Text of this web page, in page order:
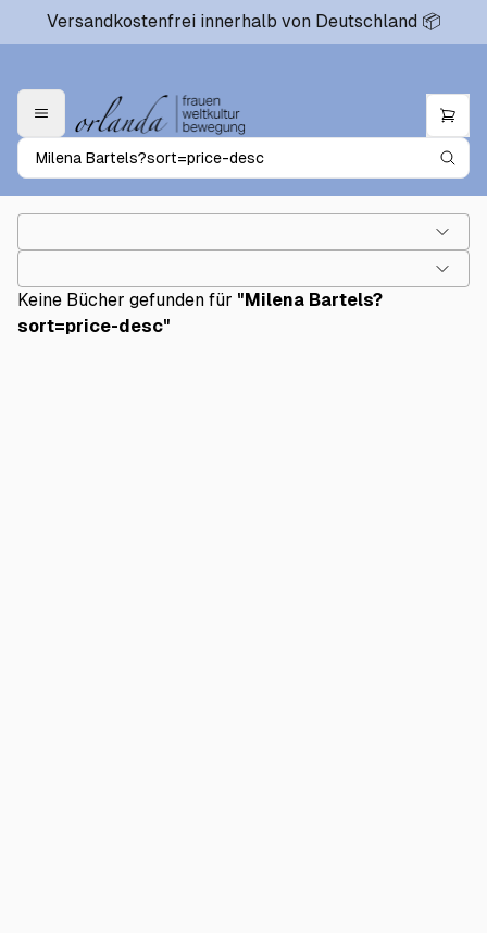
Versandkostenfrei innerhalb von Deutschland 📦
Keine Bücher gefunden für "Milena Bartels?
sort=price-desc"